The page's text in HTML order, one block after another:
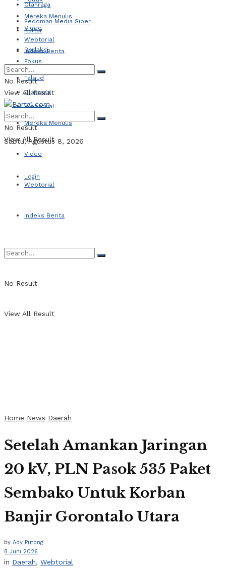
Pedoman Media Siber
Redaksi
Talaud
Webtorial
Sabtu, Agustus 8, 2026
Login
Kultur
Fokus
Olahraga
Mereka Menulis
Video
Webtorial
Indeks Berita
No Result
View All Result
Olahraga
Mereka Menulis
Video
Webtorial
Indeks Berita
No Result
View All Result
No Result
View All Result
Home News Daerah
Setelah Amankan Jaringan
20 kV, PLN Pasok 535 Paket
Sembako Untuk Korban
Banjir Gorontalo Utara
by Ady Putong
8 Juni 2026
in Daerah, Webtorial